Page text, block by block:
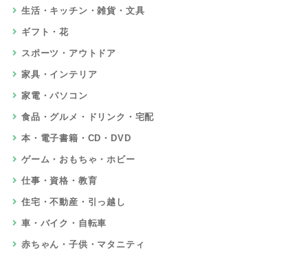
生活・キッチン・雑貨・文具
ギフト・花
スポーツ・アウトドア
家具・インテリア
家電・パソコン
食品・グルメ・ドリンク・宅配
本・電子書籍・CD・DVD
ゲーム・おもちゃ・ホビー
仕事・資格・教育
住宅・不動産・引っ越し
車・バイク・自転車
赤ちゃん・子供・マタニティ